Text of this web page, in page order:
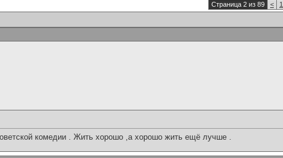
Страница 2 из 89 < 1
комедии . Жить хорошо ,а хорошо жить ещё лучше .